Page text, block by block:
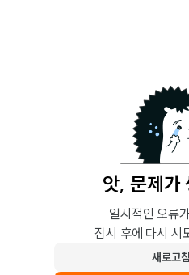
앗, 문제가
일시적인 오류
잠시 후에 다시 시
새로고